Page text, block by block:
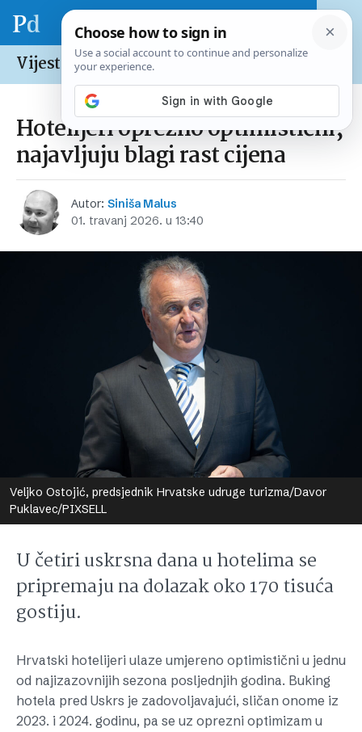
Vijesti /Hrvatska
Hotelijeri oprezno optimistični,
najavljuju blagi rast cijena
Autor: Siniša Malus
01. travanj 2026. u 13:40
Veljko Ostojić, predsjednik Hrvatske udruge turizma/Davor
Puklavec/PIXSELL
U četiri uskrsna dana u hotelima se
pripremaju na dolazak oko 170 tisuća
gostiju.
Hrvatski hotelijeri ulaze umjereno optimistični u jednu
od najizazovnijih sezona posljednjih godina. Buking
hotela pred Uskrs je zadovoljavajući, sličan onome iz
2023. i 2024. godinu, pa se uz oprezni optimizam u